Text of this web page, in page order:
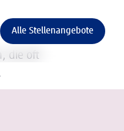
Alle Stellenangebote
die oft